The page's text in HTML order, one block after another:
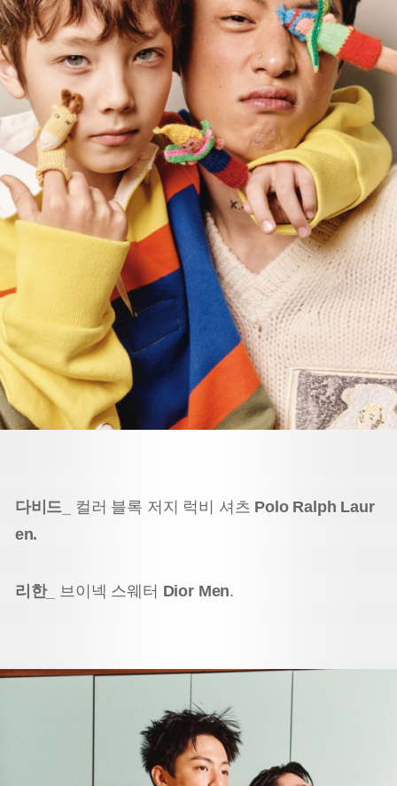
다비드_ 컬러 블록 저지 럭비 셔츠 Polo Ralph Laur
en.
리한_ 브이넥 스웨터 Dior Men.